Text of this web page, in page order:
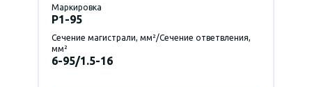
Маркировка
P1-95
Сечение магистрали, мм²/Сечение ответвления,
мм²
6-95/1.5-16